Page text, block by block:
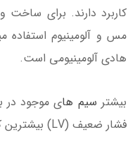
کاربرد دارند. برای ساخت
مس و آلومینیوم
هادی آلومینیومی است.
بیشترسیم های موجود در
فشار ضعیف (LV) بیشترین کاربرد را دارند.
کلید پریز آسیا الکتریک
100,000 تومان